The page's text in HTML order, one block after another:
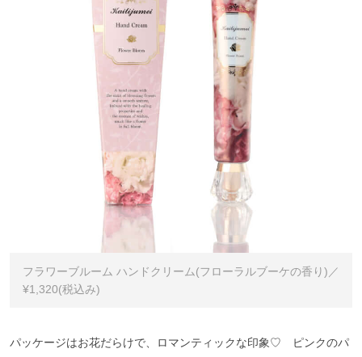
フラワーブルーム ハンドクリーム(フローラルブーケの香り)／
¥1,320(税込み)
パッケージはお花だらけで、ロマンティックな印象♡ ピンクのパ